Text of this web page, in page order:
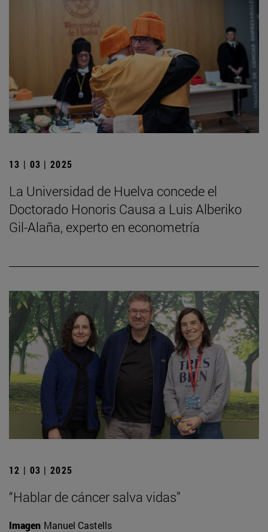
13 | 03 | 2025
La Universidad de Huelva concede el
Doctorado Honoris Causa a Luis Alberiko
Gil-Alaña, experto en econometría
12 | 03 | 2025
“Hablar de cáncer salva vidas”
Imagen Manuel Castells